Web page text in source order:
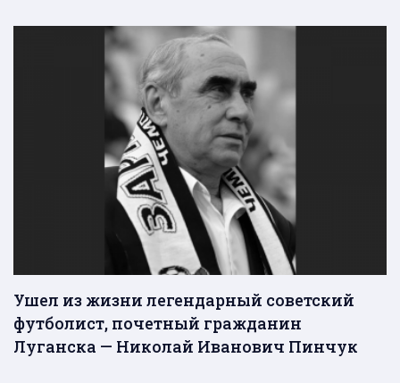
Ушел из жизни легендарный советский
футболист, почетный гражданин
Луганска — Николай Иванович Пинчук